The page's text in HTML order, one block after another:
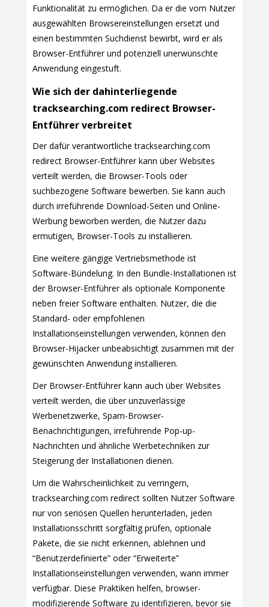
Funktionalität zu ermöglichen. Da er die vom Nutzer
ausgewählten Browsereinstellungen ersetzt und
einen bestimmten Suchdienst bewirbt, wird er als
Browser-Entführer und potenziell unerwünschte
Anwendung eingestuft.
Wie sich der dahinterliegende
tracksearching.com redirect Browser-
Entführer verbreitet
Der dafür verantwortliche tracksearching.com
redirect Browser-Entführer kann über Websites
verteilt werden, die Browser-Tools oder
suchbezogene Software bewerben. Sie kann auch
durch irreführende Download-Seiten und Online-
Werbung beworben werden, die Nutzer dazu
ermutigen, Browser-Tools zu installieren.
Eine weitere gängige Vertriebsmethode ist
Software-Bündelung. In den Bundle-Installationen ist
der Browser-Entführer als optionale Komponente
neben freier Software enthalten. Nutzer, die die
Standard- oder empfohlenen
Installationseinstellungen verwenden, können den
Browser-Hijacker unbeabsichtigt zusammen mit der
gewünschten Anwendung installieren.
Der Browser-Entführer kann auch über Websites
verteilt werden, die über unzuverlässige
Werbenetzwerke, Spam-Browser-
Benachrichtigungen, irreführende Pop-up-
Nachrichten und ähnliche Werbetechniken zur
Steigerung der Installationen dienen.
Um die Wahrscheinlichkeit zu verringern,
tracksearching.com redirect sollten Nutzer Software
nur von seriösen Quellen herunterladen, jeden
Installationsschritt sorgfältig prüfen, optionale
Pakete, die sie nicht erkennen, ablehnen und
“Benutzerdefinierte” oder “Erweiterte”
Installationseinstellungen verwenden, wann immer
verfügbar. Diese Praktiken helfen, browser-
modifizierende Software zu identifizieren, bevor sie